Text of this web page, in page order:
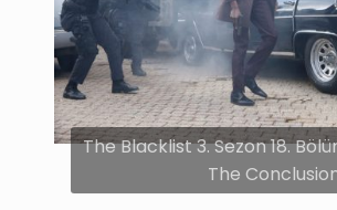
The Blacklist 3. Sezon 18.
The